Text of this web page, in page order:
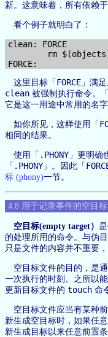
新。这意味着，所有依赖
看个例子就明白了：
clean: FORCE
rm
这里目标「 FORCE 」满
clean 被强制执行命令。「
它是这一用途中常用的名字
如你所见，这样使用「
相同的结果。
使用「 .PHONY 」更明确
「 .PHONY 」。因此「
标 (phony)一节。
4.8 用于记录事件的空目
空目标(empty target）
的处理所用的命令。与伪
只是文件的内容并不重要，
空目标文件的目的，是
一次执行的时刻。之所以
更新目标文件的 touch 命
空目标文件应当有某种
新生成空目标时，如果任
新生成目标以来任意前置